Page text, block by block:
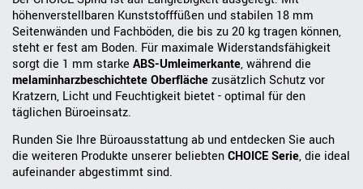
höhenverstellbaren Kunststofffüßen und stabilen 18 mm
Seitenwänden und Fachböden, die bis zu 20 kg tragen können,
steht er fest am Boden. Für maximale Widerstandsfähigkeit
sorgt die 1 mm starke ABS-Umleimerkante, während die
melaminharzbeschichtete Oberflächezusätzlich Schutz vor
Kratzern, Licht und Feuchtigkeit bietet - optimal für den
täglichen Büroeinsatz.
Runden Sie Ihre Büroausstattung ab und entdecken Sie auch
die weiteren Produkte unserer beliebtenCHOICE Serie, die ideal
aufeinander abgestimmt sind.